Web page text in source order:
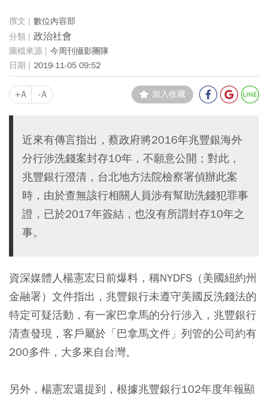
數位內容部
政治社會
今周刊攝影團隊
2019-11-05 09:52
+A -A 加入收藏
近來有傳言指出，蔡政府將2016年兆豐銀海外
分行涉洗錢案封存10年，不願意公開；對此，
兆豐銀行澄清，台北地方法院檢察署偵辦此案
時，由於查無該行相關人員涉有幫助洗錢犯罪事
證，已於2017年簽結，也沒有所謂封存10年之
事。
資深媒體人楊憲宏日前爆料，稱NYDFS（美國紐約州
金融署）文件指出，兆豐銀行未遵守美國反洗錢法的
特定可疑活動，有一家巴拿馬的分行涉入，兆豐銀行
清查發現，客戶屬於「巴拿馬文件」列管的公司約有
200多件，大多來自台灣。
另外，楊憲宏還提到，根據兆豐銀行102年度年報顯